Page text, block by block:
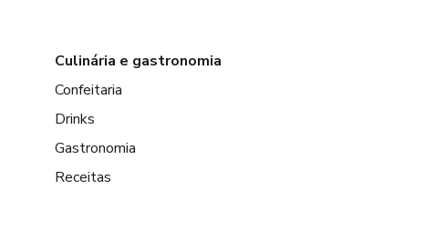
Culinária e gastronomia
Confeitaria
Drinks
Gastronomia
Receitas